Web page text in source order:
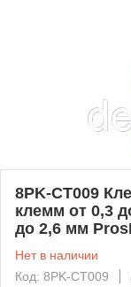
8PK-CT009
клемм от 0,3
до 2,6 мм
Нет в наличии
Код: 8PK-CT009